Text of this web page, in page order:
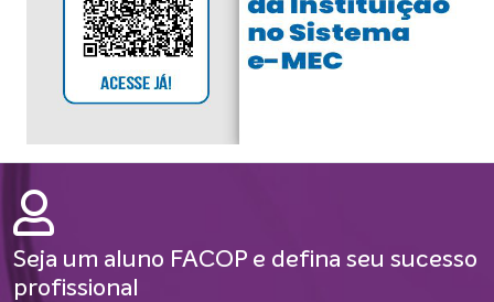
Seja um aluno FACOP e defina seu sucesso
profissional